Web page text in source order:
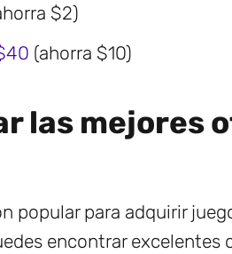
$2)
(ahorra $10)
las mejores
popular para adquirir
encontrar excelentes